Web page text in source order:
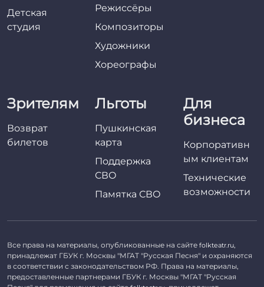
Детская
студия
Режиссёры
Композиторы
Художники
Хореографы
Зрителям
Возврат
билетов
Льготы
Пушкинская
карта
Поддержка
СВО
Памятка СВО
Для
бизнеса
Корпоративн
ым клиентам
Технические
возможности
Все права на материалы, опубликованные на сайте folkteatr.ru,
принадлежат ГБУК г. Москвы "МГАТ "Русская Песня" и охраняются
в соответствии с законодательством РФ. Права на материалы,
предоставленные партнерами ГБУК г. Москвы "МГАТ "Русская